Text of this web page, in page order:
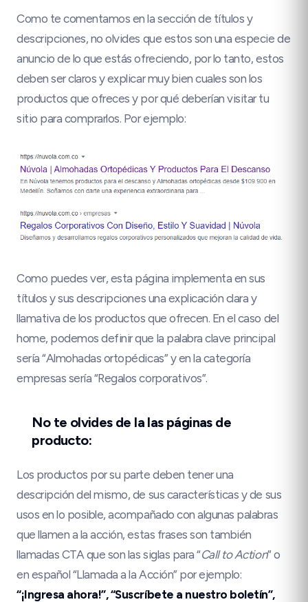
Como te comentamos en la sección de títulos y
descripciones, no olvides que estos son una especie de
anuncio de lo que estás ofreciendo, por lo tanto, estos
deben ser claros y explicar muy bien cuales son los
productos que ofreces y por qué deberían visitar tu
sitio para comprarlos. Por ejemplo:
Como puedes ver, esta página implementa en sus
títulos y sus descripciones una explicación clara y
llamativa de los productos que ofrecen. En el caso del
home, podemos definir que la palabra clave principal
sería “Almohadas ortopédicas” y en la categoría
empresas sería “Regalos corporativos”.
No te olvides de la las páginas de
producto:
Los productos por su parte deben tener una
descripción del mismo, de sus características y de sus
usos en lo posible, acompañado con algunas palabras
que llamen a la acción, estas frases son también
llamadas CTA que son las siglas para “Call to Action” o
en español “Llamada a la Acción” por ejemplo:
“¡Ingresa ahora!”, “Suscríbete a nuestro boletín”,